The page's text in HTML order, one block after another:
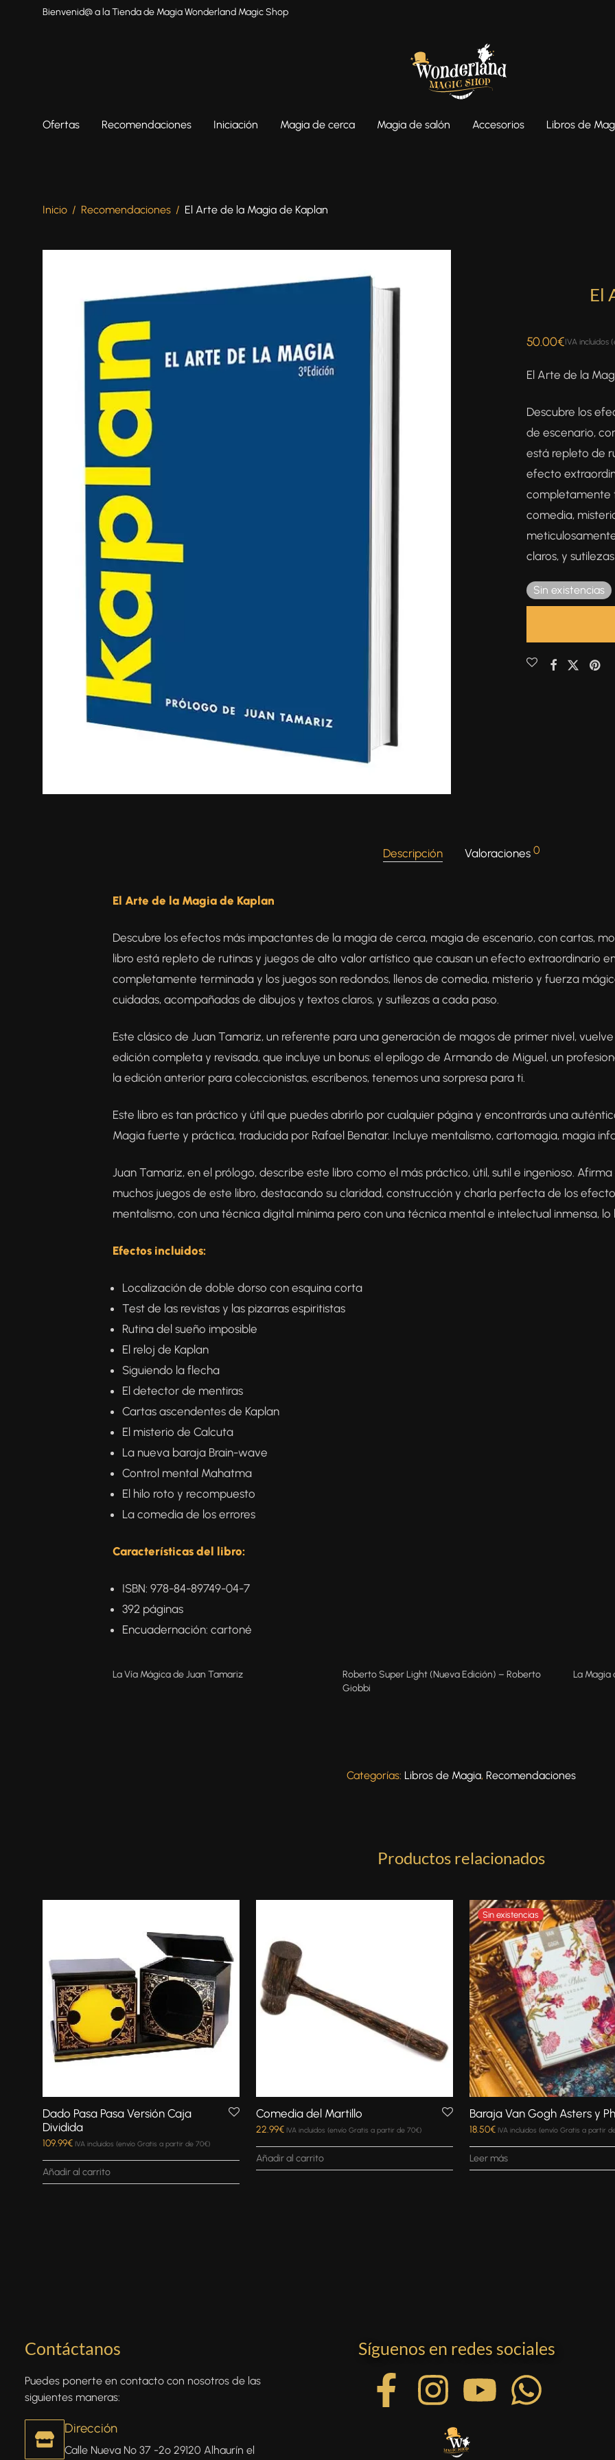
Bienvenid@ a la Tienda de Magia Wonderland Magic Shop
Ofertas Recomendaciones Iniciación Magia de cerca Magia de salón Accesorios Libros de
Inicio / Recomendaciones / El Arte de la Magia de Kaplan
El
50.00€IVA incluidos
El Arte de la
Descubre los
de escenario,
está repleto de
efecto
completamente
comedia,
claros, y
Sin existencias
Descripción Valoraciones 0
El Arte de la Magia de Kaplan
Descubre los efectos más impactantes de la magia de cerca, magia de escenario, con cartas,
libro está repleto de rutinas y juegos de alto valor artístico que causan un efecto extraordinario
completamente terminada y los juegos son redondos, llenos de comedia, misterio y fuerza
cuidadas, acompañadas de dibujos y textos claros, y sutilezas a cada paso.
Este clásico de Juan Tamariz, un referente para una generación de magos de primer nivel,
edición completa y revisada, que incluye un bonus: el epílogo de Armando de Miguel, un
la edición anterior para coleccionistas, escríbenos, tenemos una sorpresa para ti.
Este libro es tan práctico y útil que puedes abrirlo por cualquier página y encontrarás una
Magia fuerte y práctica, traducida por Rafael Benatar. Incluye mentalismo, cartomagia, magia
Juan Tamariz, en el prólogo, describe este libro como el más práctico, útil, sutil e ingenioso.
muchos juegos de este libro, destacando su claridad, construcción y charla perfecta de los
mentalismo, con una técnica digital mínima pero con una técnica mental e intelectual inmensa,
Efectos incluidos:
Localización de doble dorso con esquina corta
Test de las revistas y las pizarras espiritistas
Rutina del sueño imposible
El reloj de Kaplan
Siguiendo la flecha
El detector de mentiras
Cartas ascendentes de Kaplan
El misterio de Calcuta
La nueva baraja Brain-wave
Control mental Mahatma
El hilo roto y recompuesto
La comedia de los errores
Características del libro:
ISBN: 978-84-89749-04-7
392 páginas
Encuadernación: cartoné
La Vía Mágica de Juan Tamariz
Roberto Super Light (Nueva Edición) – Roberto
Giobbi
La Magia
Categorías: Libros de Magia, Recomendaciones
Productos relacionados
Dado Pasa Pasa Versión Caja
Dividida
109.99€ IVA incluidos (envío Gratis a partir de 70€)
Añadir al carrito
Comedia del Martillo
22.99€ IVA incluidos (envío Gratis a partir de 70€)
Añadir al carrito
Baraja Van Gogh Asters y
18.50€ IVA incluidos (envío Gratis a partir
Leer más
Contáctanos
Puedes ponerte en contacto con nosotros de las
siguientes maneras:
Dirección
Calle Nueva Nº 37 -2º 29120 Alhaurín el
Síguenos en redes sociales